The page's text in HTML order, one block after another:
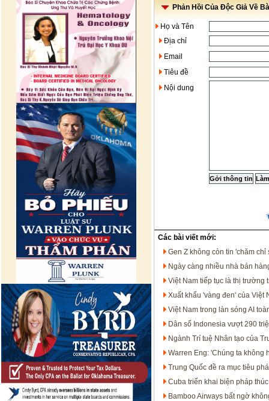
Phản Hồi Của Độc Giả Về
Họ và Tên
Địa chỉ
Email
Tiêu đề
Nội dung
Các bài viết mới:
Gen Z không còn tin 'chăm chỉ
Ngày càng nhiều nhà bán
Việt Nam tiếp tục là thị trường
Xuất khẩu 'vàng đen' của Việt
Việt Nam trong làn sóng AI
Dân số Indonesia vượt 290
Ngành Trí tuệ Nhân tạo của
Warren Eng: 'Chúng ta không
Trung Quốc đề ra mục tiêu
Cuba triển khai biện pháp
Bamboo Airways bất ngờ